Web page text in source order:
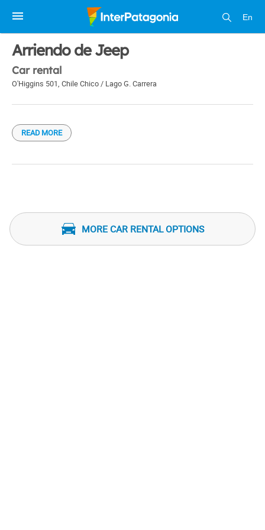
En
1 / 1
Arriendo de Jeep
Car rental
O'Higgins 501, Chile Chico / Lago G. Carrera
READ MORE
MORE CAR RENTAL OPTIONS